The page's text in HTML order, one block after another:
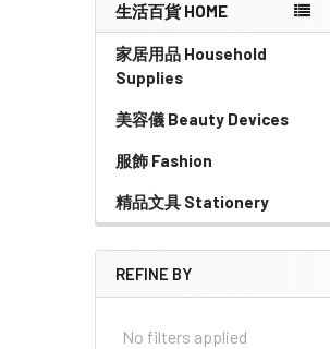
Sidebar
生活百貨 HOME
家居用品 Household
Supplies
美容儀 Beauty Devices
服飾 Fashion
精品文具 Stationery
REFINE BY
No filters applied